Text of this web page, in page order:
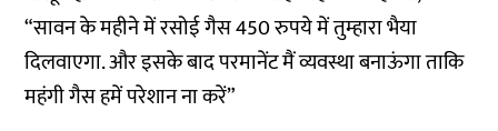
“सावन के महीने में रसोई गैस 450 रुपये में तुम्हारा भैया
दिलवाएगा. और इसके बाद परमानेंट मैं व्यवस्था बनाऊंगा ताकि
महंगी गैस हमें परेशान ना करें”